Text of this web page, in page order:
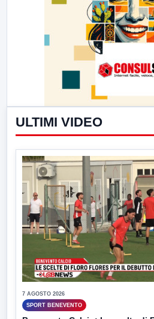
ULTIMI VIDEO
7 AGOSTO 2026
SPORT BENEVENTO